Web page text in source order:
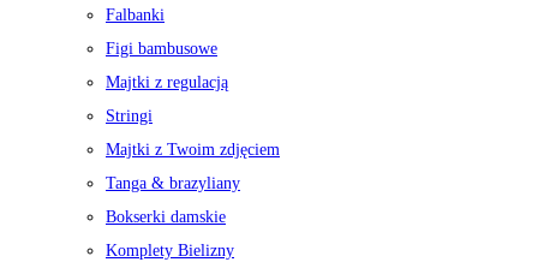
Falbanki
Figi bambusowe
Majtki z regulacją
Stringi
Majtki z Twoim zdjęciem
Tanga & brazyliany
Bokserki damskie
Komplety Bielizny